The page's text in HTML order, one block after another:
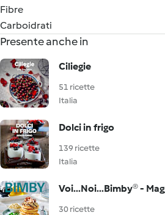
Fibre
Carboidrati
Presente anche in
Ciliegie
51 ricette
Italia
Dolci in frigo
139 ricette
Italia
Voi...Noi...Bimby® -
30 ricette